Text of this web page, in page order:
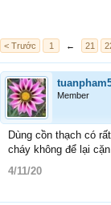
< Trước 1 ← 21
Member
Dùng cồn thạch có
cháy không để lại
4/11/20